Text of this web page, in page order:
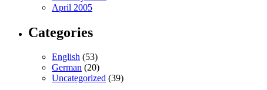
April 2005
Categories
English (53)
German (20)
Uncategorized (39)